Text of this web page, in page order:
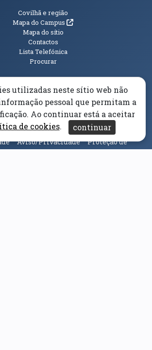
Adicionais
Covilhã e região
Mapa do Campus(abre em nova janela)
Mapa do sítio
Contactos
Lista Telefónica
Procurar
e Reclamações Livro Amarelo
Canal Denúncia(abre em nova janela)
Aviso/Privacidade
Proteção de
Dados
utilizadas neste sítio web não
pessoal que permitam a
Ao continuar está a aceitar
de cookies. continuar